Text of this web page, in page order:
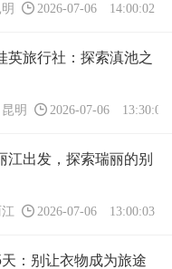
2026-07-06 14:00:02
英旅行社：探索滇池之
昆明 2026-07-06 13:30:03
江出发，探索瑞丽的别
2026-07-06 13:00:03
：别让衣物成为旅途